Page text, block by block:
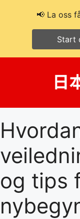
og tips
📢 La oss
Start